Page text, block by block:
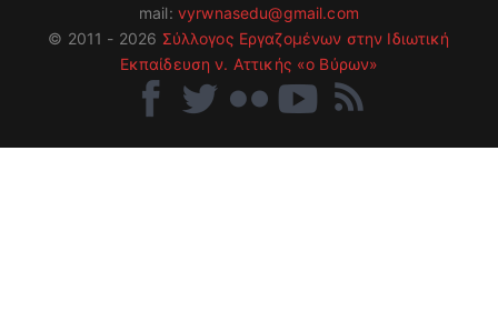
mail: vyrwnasedu@gmail.com
© 2011 - 2026 Σύλλογος Εργαζομένων στην Ιδιωτική
Εκπαίδευση ν. Αττικής «ο Βύρων»